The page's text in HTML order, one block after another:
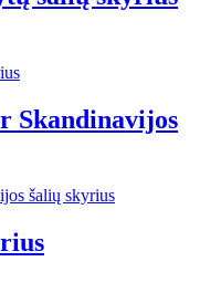
Skandinavijos